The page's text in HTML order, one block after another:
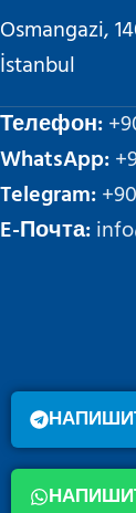
Osmangazi,
İstanbul
Телефон:
WhatsApp:
Telegram:
E-Почта: